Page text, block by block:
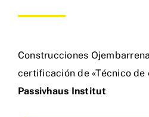
Construcciones
certificación de «Técnico de
Passivhaus Institut